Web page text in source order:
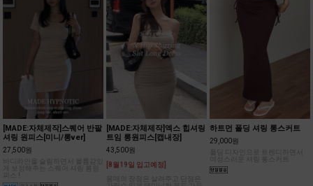
[MADE:자체제작]스퀘어 반팔
셔링 원피스[미니/롱ver]
27,500원
피스 !
[MADE:자체제작]엑스 힙셔링
트임 롱원피스[캡내장]
43,500원
[8월19일 입고예정]
하트먼 폴딩 셔링 롱스커트
29,000원
폴딩 디자인으로 트렌디하면서